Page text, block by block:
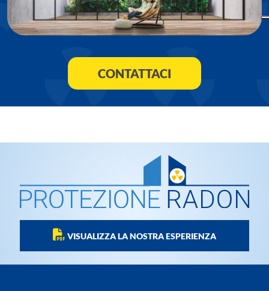
CONTATTACI
VISUALIZZA LA NOSTRA ESPERIENZA